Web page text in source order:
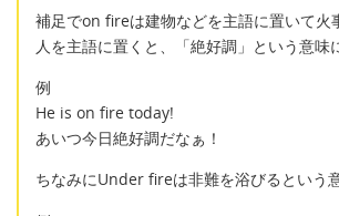
補足でon fireは建物などを主語に置いて火
人を主語に置くと、「絶好調」という意味
例
He is on fire today!
あいつ今日絶好調だなぁ！
ちなみにUnder fireは非難を浴びるという